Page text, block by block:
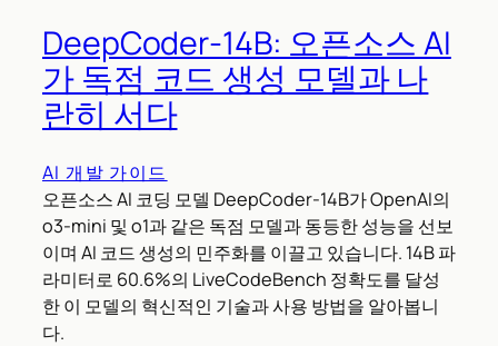
DeepCoder-14B: 오픈소스 AI
가 독점 코드 생성 모델과 나
란히 서다
AI 개발 가이드
오픈소스 AI 코딩 모델 DeepCoder-14B가 OpenAI의
o3-mini 및 o1과 같은 독점 모델과 동등한 성능을 선보
이며 AI 코드 생성의 민주화를 이끌고 있습니다. 14B 파
라미터로 60.6%의 LiveCodeBench 정확도를 달성
한 이 모델의 혁신적인 기술과 사용 방법을 알아봅니
다.